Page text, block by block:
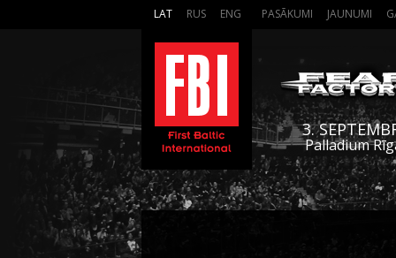
LAT RUS ENG PASĀKUMI JAUNUMI
3.
Palladium